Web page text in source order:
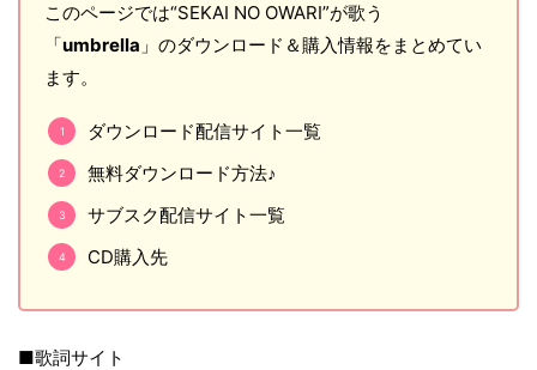
このページでは“SEKAI NO OWARI”が歌う
「umbrella 」のダウンロード＆購入情報をまとめてい
ます。
ダウンロード配信サイト一覧
無料ダウンロード方法♪
サブスク配信サイト一覧
CD購入先
■歌詞サイト